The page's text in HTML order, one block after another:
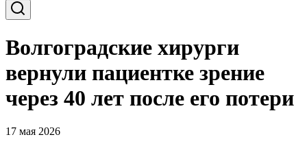
Волгоградские хирурги
вернули пациентке зрение
через 40 лет после его потери
17 мая 2026